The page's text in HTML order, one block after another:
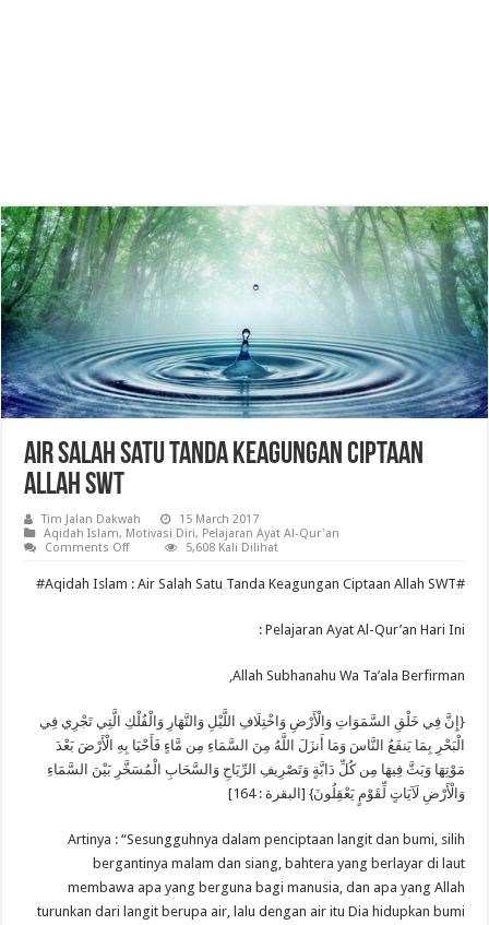
Air Salah Satu Tanda Keagungan Ciptaan
Allah SWT
Tim Jalan Dakwah
15 March 2017
Aqidah Islam, Motivasi Diri, Pelajaran Ayat Al-Qur'an
Comments Offon
Salah
Satu
5,608 Kali Dilihat
#
Aqidah Islam : Air Salah Satu Tanda Keagungan Ciptaan Allah SWT#
Pelajaran Ayat Al-Qur’an Hari Ini :
Allah Subhanahu Wa Ta’ala Berfirman,
{إِنَّ فِي خَلْقِ السَّمَوَاتِ وَالْأَرْضِ وَاخْتِلَافِ اللَّيْلِ وَالنَّهَارِ وَالْفُلْكِ الَّتِي تَجْرِي فِي
الْبَحْرِ بِمَا يَنفَعُ النَّاسَ وَمَا أَنزَلَ اللَّهُ مِنَ السَّمَاءِ مِن مَّاءٍ فَأَحْيَا بِهِ الْأَرْضَ بَعْدَ
مَوْتِهَا وَبَثَّ فِيهَا مِن كُلِّ دَابَّةٍ وَتَصْرِيفِ الرِّيَاحِ وَالسَّحَابِ الْمُسَخَّرِ بَيْنَ السَّمَاءِ
وَالْأَرْضِ لَآيَاتٍ لِّقَوْمٍ يَعْقِلُونَ} [البقرة : 164]
Artinya : “Sesungguhnya dalam penciptaan langit dan bumi, silih
bergantinya malam dan siang, bahtera yang berlayar di laut
membawa apa yang berguna bagi manusia, dan apa yang Allah
turunkan dari langit berupa air, lalu dengan air itu Dia hidupkan bumi